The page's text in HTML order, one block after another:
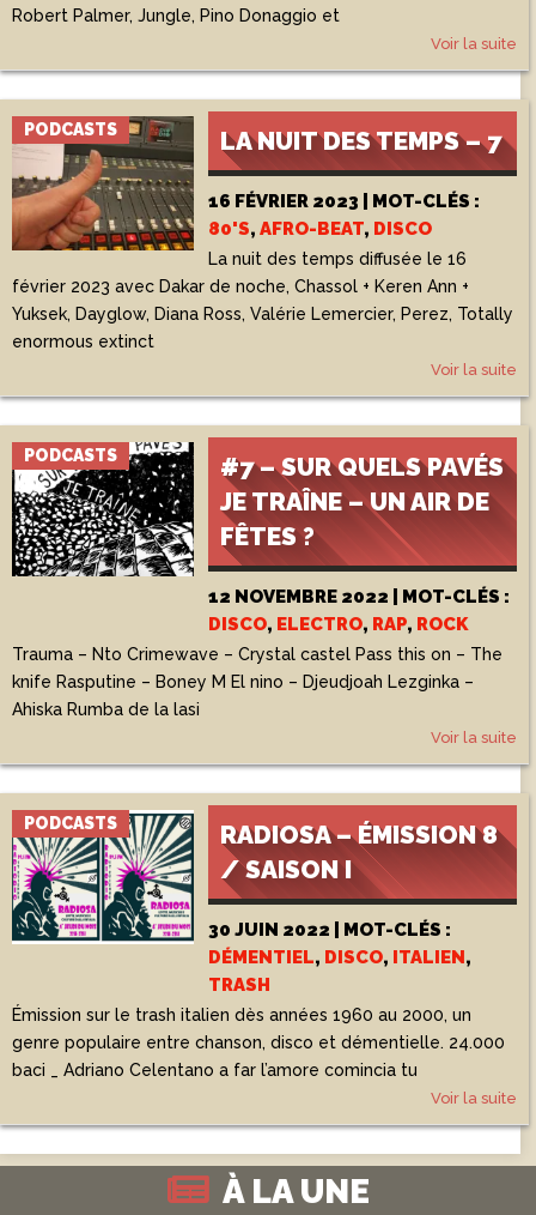
Robert Palmer, Jungle, Pino Donaggio et
Voir la suite
PODCASTS LA NUIT DES TEMPS – 7
16 FÉVRIER 2023 | MOT-CLÉS :
80'S,AFRO-BEAT, DISCO
La nuit des temps diffusée le 16
février 2023 avec Dakar de noche, Chassol + Keren Ann +
Yuksek, Dayglow, Diana Ross, Valérie Lemercier, Perez, Totally
enormous extinct
Voir la suite
PODCASTS
#7 – SUR QUELS PAVÉS
JE TRAÎNE – UN AIR DE
FÊTES ?
12 NOVEMBRE 2022 | MOT-CLÉS :
DISCO, ELECTRO, RAP, ROCK
Trauma – Nto Crimewave – Crystal castel Pass this on – The
knife Rasputine – Boney M El nino – Djeudjoah Lezginka –
Ahiska Rumba de la lasi
Voir la suite
PODCASTS
RADIOSA – ÉMISSION 8
/ SAISON I
30 JUIN 2022 | MOT-CLÉS :
DÉMENTIEL, DISCO, ITALIEN,
TRASH
Émission sur le trash italien dès années 1960 au 2000, un
genre populaire entre chanson, disco et démentielle. 24.000
baci _ Adriano Celentano a far l’amore comincia tu
Voir la suite
À LA UNE